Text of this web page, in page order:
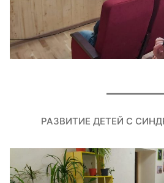
РАЗВИТИЕ ДЕТЕЙ С